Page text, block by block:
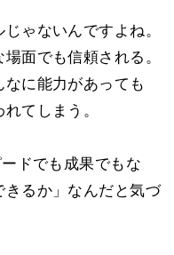
ゃないんですよね。
面でも信頼される。
に能力があっても
てしまう。
ドでも成果でもな
きるか」なんだと気づ